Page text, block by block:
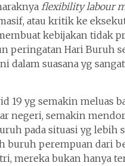
flexibility labour
atau kritik ke
kebijakan tidak
peringatan Hari Buruh
dalam suasana yg sangat
19 yg semakin meluas
negeri, semakin
pada situasi yg lebih
buruh perempuan dari
mereka bukan hanya